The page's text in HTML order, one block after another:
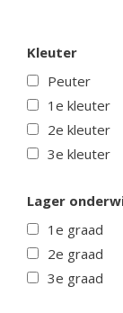
Kleuter
Peuter
1e kleuter
2e kleuter
3e kleuter
Lager
1e graad
2e graad
3e graad